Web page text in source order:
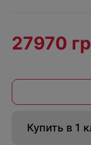
27970
Купить в 1